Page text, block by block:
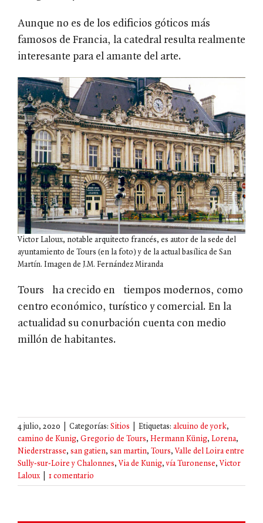
Aunque no es de los edificios góticos más
famosos de Francia, la catedral resulta realmente
interesante para el amante del arte.
Victor Laloux, notable arquitecto francés, es autor de la sede del
ayuntamiento de Tours (en la foto) y de la actual basílica de San
Martín. Imagen de J.M. Fernández Miranda
Tours ha crecido en tiempos modernos, como
centro económico, turístico y comercial. En la
actualidad su conurbación cuenta con medio
millón de habitantes.
4 julio, 2020 Categorías: Sitios Etiquetas: alcuino de york,
camino de Kunig, Gregorio de Tours, Hermann Künig, Lorena,
Niederstrasse, san gatien, san martin, Tours, Valle del Loira entre
Sully-sur-Loire y Chalonnes, Via de Kunig,vía Turonense, Victor
Laloux
1 comentario